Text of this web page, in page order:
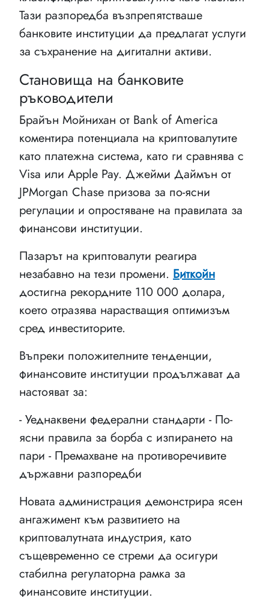
Тази разпоредба възпрепятстваше
банковите институции да предлагат услуги
за съхранение на дигитални активи.
Становища на банковите
ръководители
Брайън Мойнихан от Bank of America
коментира потенциала на криптовалутите
като платежна система, като ги сравнява с
Visa или Apple Pay. Джейми Даймън от
JPMorgan Chase призова за по-ясни
регулации и опростяване на правилата за
финансови институции.
Пазарът на криптовалути реагира
незабавно на тези промени. Биткойн
достигна рекордните 110 000 долара,
което отразява нарастващия оптимизъм
сред инвеститорите.
Въпреки положителните тенденции,
финансовите институции продължават да
настояват за:
- Уеднаквени федерални стандарти - По-
ясни правила за борба с изпирането на
пари - Премахване на противоречивите
държавни разпоредби
Новата администрация демонстрира ясен
ангажимент към развитието на
криптовалутната индустрия, като
същевременно се стреми да осигури
стабилна регулаторна рамка за
финансовите институции.